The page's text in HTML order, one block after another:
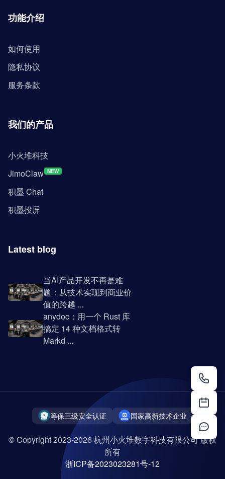
功能介绍
如何使用
隐私协议
服务条款
我们的产品
小火堆科技
JimoClaw NEW
积墨 Chat
积墨投屏
Latest blog
当AI产品开发不再是难
题：从技术实现到商业价
值的跨越 ...
anydoc：用一个 Rust 库
搞定 14 种文档格式转
Markd ...
等保三级安全认证 国家高新技术企业
© Copyright 2023-2026 杭州小火堆数字科技有限公司 版权
所有
浙ICP备2023023281号-12